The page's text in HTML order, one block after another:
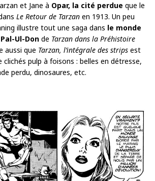
et Jane à Opar, la cité perdue que le
Le Retour de Tarzan en 1913. Un peu
illustre tout une saga dans le monde
Ul-Don de Tarzan dans la Préhistoire
aussi que Tarzan, l’intégrale des strips est
clichés pulp à foisons : belles en détresse,
perdu, dinosaures, etc.